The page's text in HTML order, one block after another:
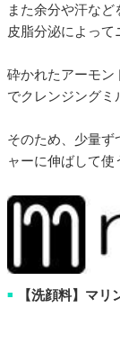
また余分や汗な
皮脂分泌によって
砕かれたアーモン
でクレンジングミ
そのため、少量ず
ャーに伸ばして使
■ 【洗顔料】マリ